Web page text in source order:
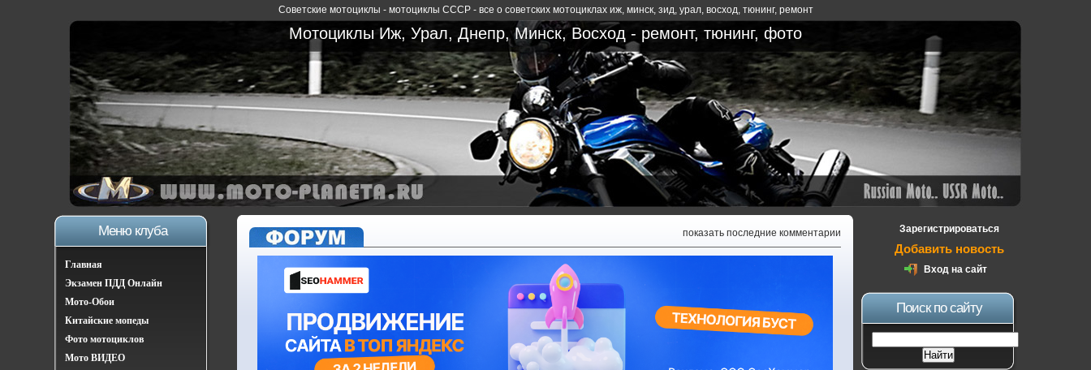
Советские мотоциклы - мотоциклы СССР - все о советских мотоциклах иж, минск, зид, урал, восход,тюнинг,ремонт
Мотоциклы Иж, Урал, Днепр, Минск, Восход - ремонт, тюнинг, фото
Меню клуба
Главная
Экзамен ПДД Онлайн
Мото-Обои
Китайские мопеды
Фото мотоциклов
Мото ВИДЕО
показать последние комментарии Зарегистрироваться
Добавить новость
Вход на сайт
Поиск по сайту